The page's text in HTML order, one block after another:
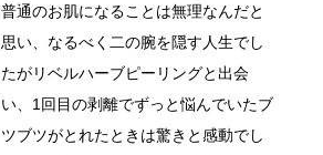
普通のお肌になることは無理なんだと
思い、なるべく二の腕を隠す人生でし
たがリベルハーブピーリングと出会
い、1回目の剥離でずっと悩んでいたブ
ツブツがとれたときは驚きと感動でし